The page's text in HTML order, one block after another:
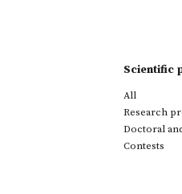
Scientific
All
Research
Doctoral
Contests